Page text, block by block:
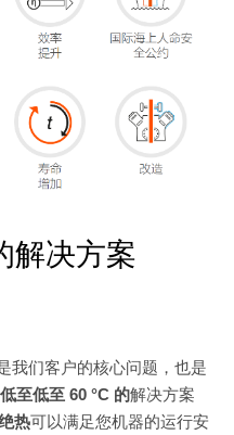
解决方案
我们客户的核心问题，也是
至低至 60 °C 的解决方案
热可以满足您机器的运行安